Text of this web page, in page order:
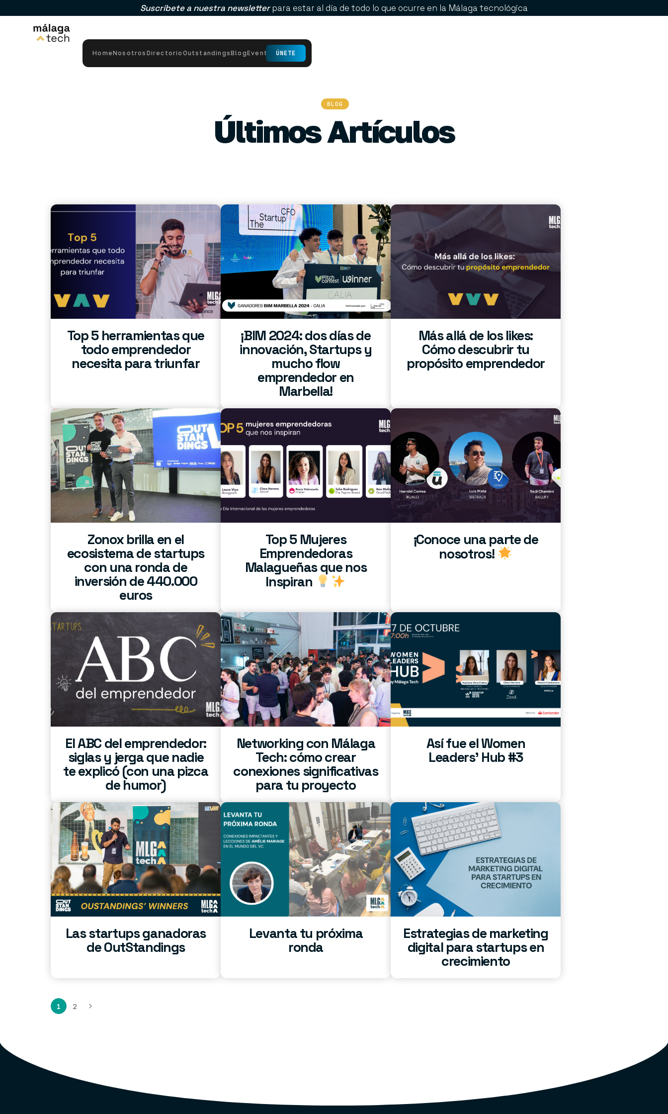
Suscríbete a nuestra newsletter para estar al día de todo lo que ocurre en la Málaga tecnológica
HomeNosotros Directorio OutstandingsBlogEventos ÚNETE
BLOG
Últimos Artículos
Top 5 herramientas que
todo emprendedor
necesita para triunfar
¡BIM 2024: dos días de
innovación, Startups y
mucho flow
emprendedor en
Marbella!
Más allá de los likes:
Cómo descubrir tu
propósito emprendedor
Zonox brilla en el
ecosistema de startups
con una ronda de
inversión de 440.000
euros
Top 5 Mujeres
Emprendedoras
Malagueñas que nos
Inspiran
¡Conoce una parte de
nosotros!
El ABC del emprendedor:
siglas y jerga que nadie
te explicó (con una pizca
de humor)
Networking con Málaga
Tech: cómo crear
conexiones significativas
para tu proyecto
Así fue el Women
Leaders’ Hub #3
Las startups ganadoras
de OutStandings
Levanta tu próxima
ronda
Estrategias de marketing
digital para startups en
crecimiento
1 2